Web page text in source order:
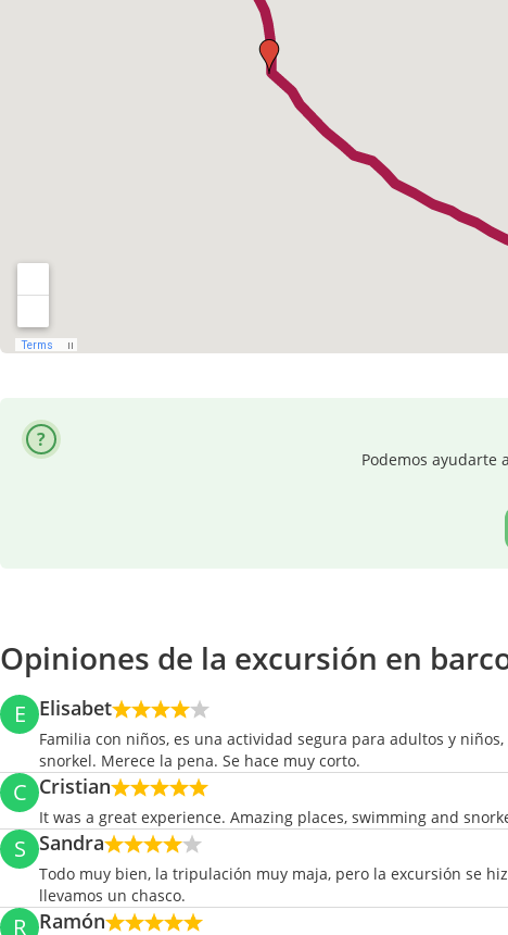
Podemos ayudarte
Opiniones de la excursión en
E Elisabet
Familia con niños, es una actividad segura para adultos y
snorkel. Merece la pena. Se hace muy corto.
C Cristian
It was a great experience. Amazing places, swimming and
S Sandra
Todo muy bien, la tripulación muy maja, pero la excursión se
llevamos un chasco.
R Ramón